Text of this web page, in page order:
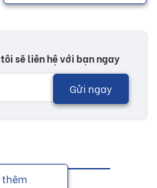
sẽ liên hệ với bạn ngay
Gửi ngay
thêm